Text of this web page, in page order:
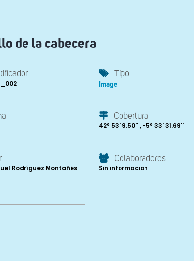
de la cabecera
Tipo
Image
Cobertura
42º 53' 9.50'' , -5º 33' 31.69''
Rodríguez Montañés
Colaboradores
Sin información